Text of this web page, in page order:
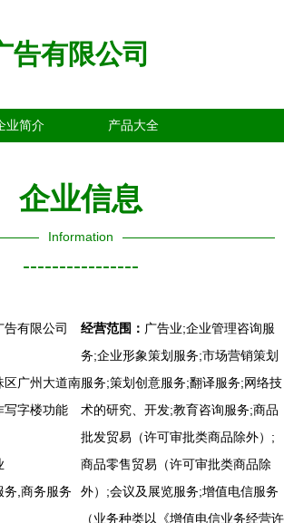
告有限公司
业简介 产品大全
企业信息
Information
----------------
告有限公司
区广州大道南
写字楼功能
务,商务服务
经营范围： 广告业;企业管理咨询服
务;企业形象策划服务;市场营销策划
服务;策划创意服务;翻译服务;网络技
术的研究、开发;教育咨询服务;商品
批发贸易（许可审批类商品除外）;
商品零售贸易（许可审批类商品除
外）;会议及展览服务;增值电信服务
（业务种类以《增值电信业务经营许